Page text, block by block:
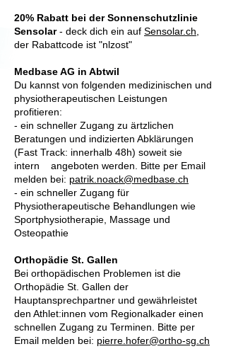
20% Rabatt bei der Sonnenschutzlinie
Sensolar- deck dich ein auf Sensolar.ch
der Rabattcode ist "nlzost"
Medbase AG in Abtwil
Du kannst von folgenden medizinischen und
physiotherapeutischen Leistungen
profitieren:
- ein schneller Zugang zu ärtzlichen
Beratungen und indizierten Abklärungen
(Fast Track: innerhalb 48h) soweit sie
intern angeboten werden. Bitte per Email
melden bei: patrik.noack@medbase.ch
- ein schneller Zugang für
Physiotherapeutische Behandlungen wie
Sportphysiotherapie, Massage und
Osteopathie
Orthopädie St. Gallen
Bei orthopädischen Problemen ist die
Orthopädie St. Gallen der
Hauptansprechpartner und gewährleistet
den Athlet:innen vom Regionalkader einen
schnellen Zugang zu Terminen. Bitte per
Email melden bei: pierre.hofer@ortho-sg.ch